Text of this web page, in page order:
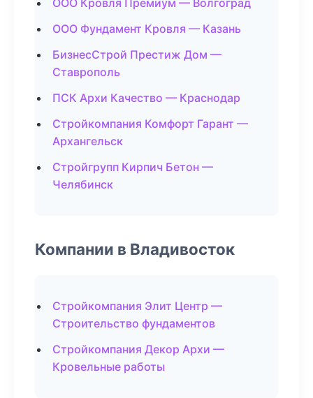
ООО Кровля Премиум — Волгоград
ООО Фундамент Кровля — Казань
БизнесСтрой Престиж Дом —
Ставрополь
ПСК Архи Качество — Краснодар
Стройкомпания Комфорт Гарант —
Архангельск
Стройгрупп Кирпич Бетон —
Челябинск
Компании в Владивосток
Стройкомпания Элит Центр —
Строительство фундаментов
Стройкомпания Декор Архи —
Кровельные работы